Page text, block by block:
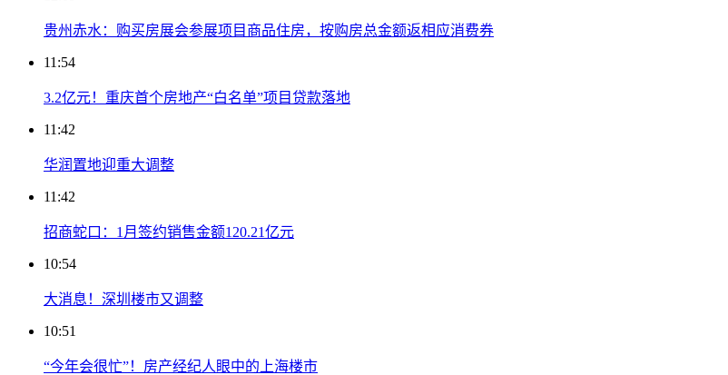
贵州赤水：购买房展会参展项目商品住房，按购房总金额返相应消费券
11:54
3.2亿元！重庆首个房地产“白名单”项目贷款落地
11:42
华润置地迎重大调整
11:42
招商蛇口：1月签约销售金额120.21亿元
10:54
大消息！深圳楼市又调整
10:51
“今年会很忙”！房产经纪人眼中的上海楼市